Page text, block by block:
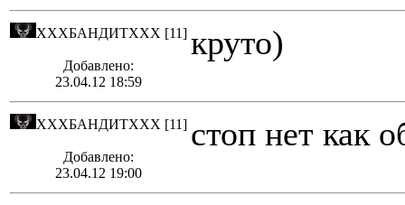
ХХХБАНДИТХХХ [11]
Добавлено:
23.04.12 18:59
круто)
ХХХБАНДИТХХХ [11]
Добавлено:
23.04.12 19:00
стоп нет как